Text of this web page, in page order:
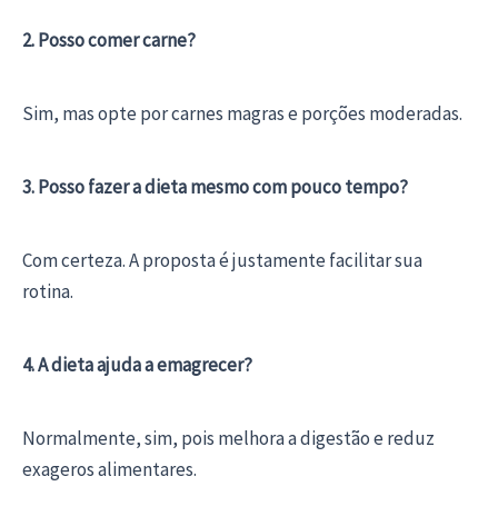
2. Posso comer carne?
Sim, mas opte por carnes magras e porções moderadas.
3. Posso fazer a dieta mesmo com pouco tempo?
Com certeza. A proposta é justamente facilitar sua
rotina.
4. A dieta ajuda a emagrecer?
Normalmente, sim, pois melhora a digestão e reduz
exageros alimentares.